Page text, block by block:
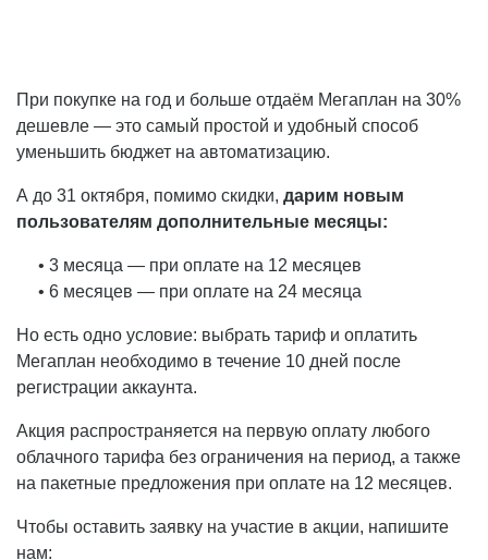
При покупке на год и больше отдаём Мегаплан на 30%
дешевле — это самый простой и удобный способ
уменьшить бюджет на автоматизацию.
А до 31 октября, помимо скидки, дарим новым
пользователям дополнительные месяцы:
• 3 месяца — при оплате на 12 месяцев
• 6 месяцев — при оплате на 24 месяца
Но есть одно условие: выбрать тариф и оплатить
Мегаплан необходимо в течение 10 дней после
регистрации аккаунта.
Акция распространяется на первую оплату любого
облачного тарифа без ограничения на период, а также
на пакетные предложения при оплате на 12 месяцев.
Чтобы оставить заявку на участие в акции, напишите
нам: